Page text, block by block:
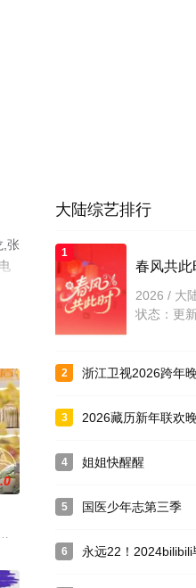
,张
，化
情感”、“家庭”等社会议题。
着港·活力季》，通过内地嘉宾联
往南北两座海滨城市：大连、泉
大陆综艺排行
1
春风共此
2026 / 大
状态：更
2 浙江卫视2026跨年
3 2026藏历新年联欢
4 姐姐快醒醒
5 国医少年志第三季
6 永远22！2024bilibili